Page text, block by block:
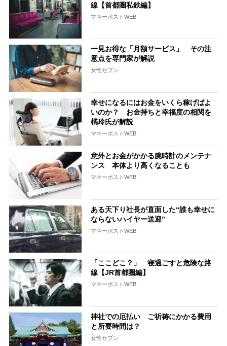
線【首都圏私鉄編】
マネーポストWEB
一見お得な「月額サービス」 その注
意点を専門家が解説
女性セブン
幸せになるにはお金をいくら稼げばよ
いのか？ お金持ちと幸福度の相関を
橘玲氏が解説
マネーポストWEB
意外とお金がかかる腕時計のメンテナ
ンス 本体より高くなることも
マネーポストWEB
ある天下り社長が直面した“誰も幸せに
ならないハイヤー送迎”
マネーポストWEB
「ここどこ？」 寝過ごすと危険な路
線【JR首都圏編】
マネーポストWEB
神社での厄払い ご祈祷にかかる費用
と所要時間は？
女性セブン